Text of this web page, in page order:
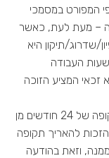
פי המפורט במסמכי
– מעת לעת, כאשר
שדרוג/תיקון היא
העבודה
זכאי המציע הזוכה
תקופת ההתקשרות עם המציע הזוכה תהא לתקופה של 24 חודשים מן
להאריך תקופה
ממנה, וזאת בהודעה